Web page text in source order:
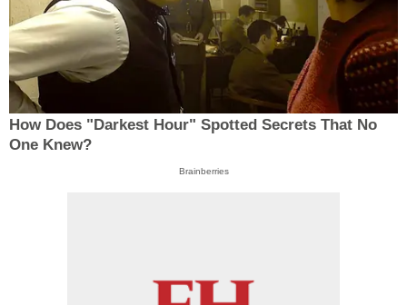
How Does "Darkest Hour" Spotted Secrets That No
One Knew?
Brainberries